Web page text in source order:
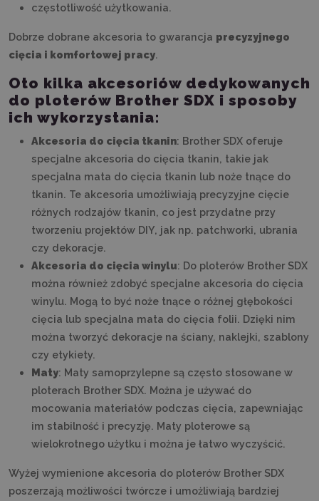
częstotliwość użytkowania.
Dobrze dobrane akcesoria to gwarancja precyzyjnego
cięcia i komfortowej pracy.
Oto kilka akcesoriów dedykowanych
do ploterów Brother SDX i sposoby
ich wykorzystania:
Akcesoria do cięcia tkanin: Brother SDX oferuje
specjalne akcesoria do cięcia tkanin, takie jak
specjalna mata do cięcia tkanin lub noże tnące do
tkanin. Te akcesoria umożliwiają precyzyjne cięcie
różnych rodzajów tkanin, co jest przydatne przy
tworzeniu projektów DIY, jak np. patchworki, ubrania
czy dekoracje.
Akcesoria do cięcia winylu: Do ploterów Brother SDX
można również zdobyć specjalne akcesoria do cięcia
winylu. Mogą to być noże tnące o różnej głębokości
cięcia lub specjalna mata do cięcia folii. Dzięki nim
można tworzyć dekoracje na ściany, naklejki, szablony
czy etykiety.
Maty: Maty samoprzylepne są często stosowane w
ploterach Brother SDX. Można je używać do
mocowania materiałów podczas cięcia, zapewniając
im stabilność i precyzję. Maty ploterowe są
wielokrotnego użytku i można je łatwo wyczyścić.
Wyżej wymienione akcesoria do ploterów Brother SDX
poszerzają możliwości twórcze i umożliwiają bardziej